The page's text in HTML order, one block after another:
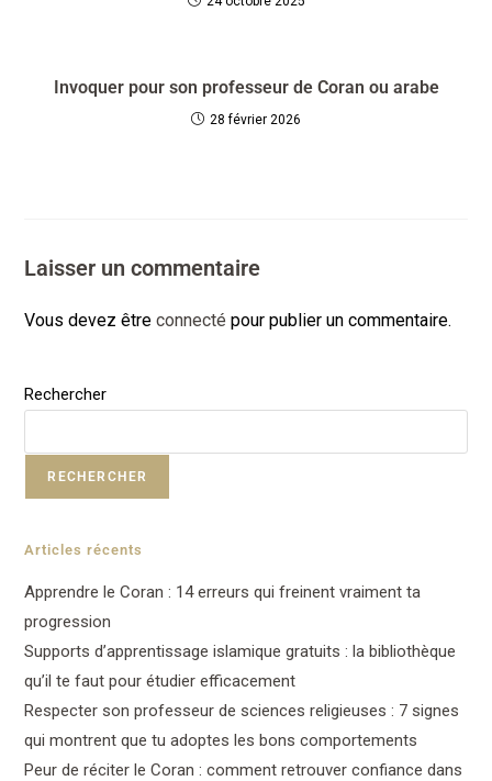
Invoquer pour son professeur de Coran ou arabe
28 février 2026
Laisser un commentaire
Vous devez êtreconnecté pour publier un commentaire.
Rechercher
RECHERCHER
Articles récents
Apprendre le Coran : 14 erreurs qui freinent vraiment ta
progression
Supports d’apprentissage islamique gratuits : la bibliothèque
qu’il te faut pour étudier efficacement
Respecter son professeur de sciences religieuses : 7 signes
qui montrent que tu adoptes les bons comportements
Peur de réciter le Coran : comment retrouver confiance dans